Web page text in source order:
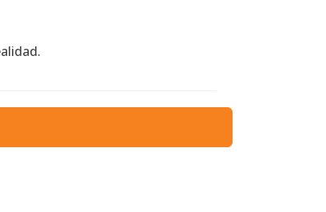
una cobertura adicional para
si causas daños a la propiedad de
que te brinde la protección